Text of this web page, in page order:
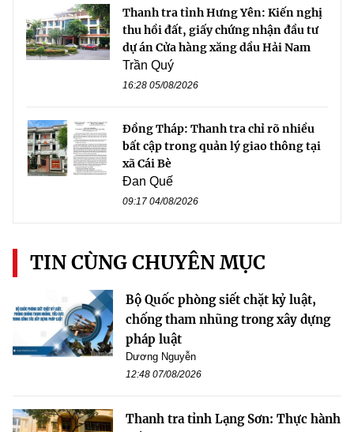
Thanh tra tỉnh Hưng Yên: Kiến nghị
thu hồi đất, giấy chứng nhận đầu tư
dự án Cửa hàng xăng dầu Hải Nam
Trần Quý
16:28 05/08/2026
Đồng Tháp: Thanh tra chỉ rõ nhiều
bất cập trong quản lý giao thông tại
xã Cái Bè
Đan Quế
09:17 04/08/2026
TIN CÙNG CHUYÊN MỤC
Bộ Quốc phòng siết chặt kỷ luật,
chống tham nhũng trong xây dựng
pháp luật
Dương Nguyễn
12:48 07/08/2026
Thanh tra tỉnh Lạng Sơn: Thực hành